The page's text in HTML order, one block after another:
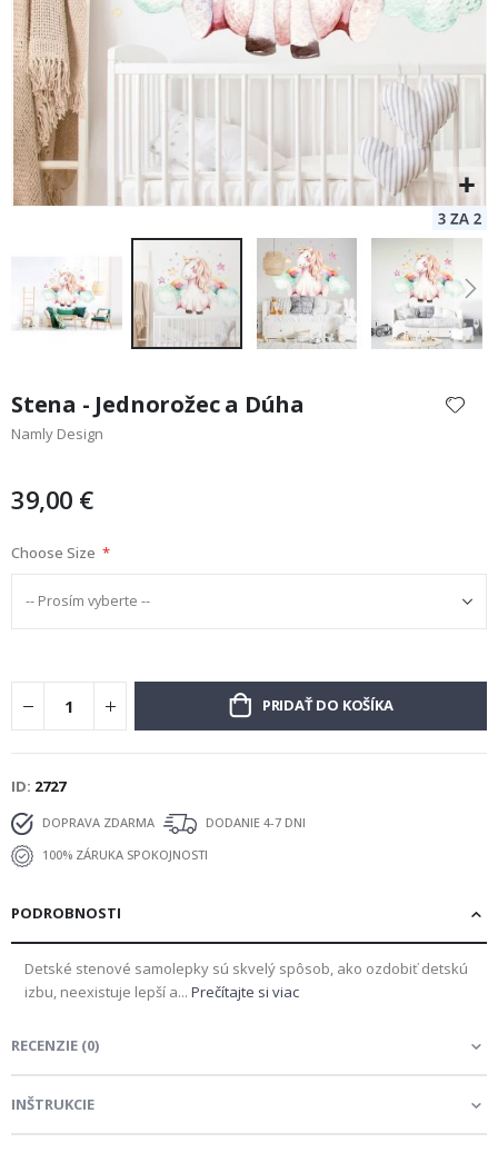
začiatok
galérie
Stena - Jednorožec a Dúha
Namly Design
39,00 €
Choose Size
PRIDAŤ DO KOŠÍKA
ID 2727
DOPRAVA ZDARMA
DODANIE 4-7 DNI
100% ZÁRUKA SPOKOJNOSTI
PODROBNOSTI
Detské stenové samolepky sú skvelý spôsob, ako ozdobiť detskú
izbu, neexistuje lepší a... Prečítajte si viac
RECENZIE (0)
INŠTRUKCIE